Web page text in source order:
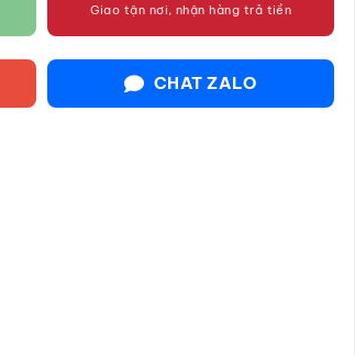
Giao tận nơi, nhận hàng trả tiền
CHAT ZALO